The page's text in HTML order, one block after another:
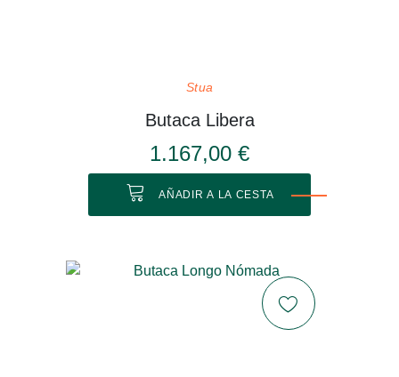
Stua
Butaca Libera
1.167,00 €
AÑADIR A LA CESTA